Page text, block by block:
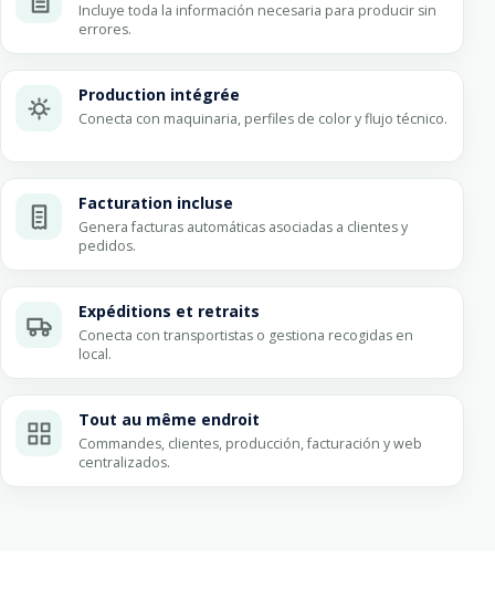
Incluye toda la información necesaria para producir sin
errores.
Production intégrée
Conecta con maquinaria, perfiles de color y flujo técnico.
Facturation incluse
Genera facturas automáticas asociadas a clientes y
pedidos.
Expéditions et retraits
Conecta con transportistas o gestiona recogidas en
local.
Tout au même endroit
Commandes, clientes, producción, facturación y web
centralizados.